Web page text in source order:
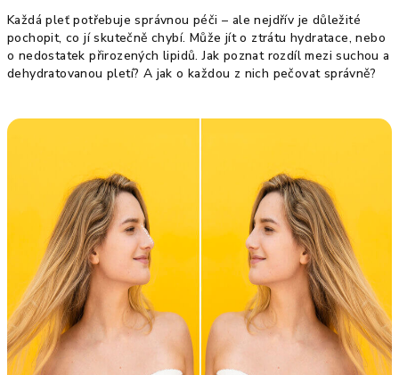
Každá pleť potřebuje správnou péči – ale nejdřív je důležité
pochopit, co jí skutečně chybí. Může jít o ztrátu hydratace, nebo
o nedostatek přirozených lipidů. Jak poznat rozdíl mezi suchou a
dehydratovanou pletí? A jak o každou z nich pečovat správně?